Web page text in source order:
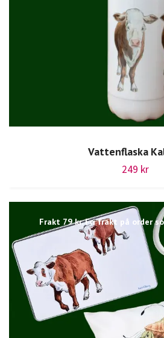
Frakt 79 kr. Fri frakt på order
Vattenflaska
249 kr